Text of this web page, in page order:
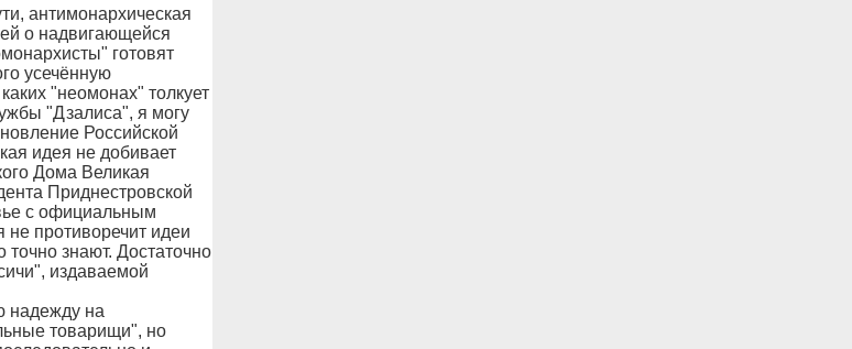
антимонархическая
о надвигающейся
готовят
усечённую
"неомонах" толкует
"Дзалиса", я могу
Российской
идея не добивает
Дома Великая
Приднестровской
с официальным
противоречит идеи
знают. Достаточно
издаваемой
надежду на
товарищи", но